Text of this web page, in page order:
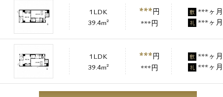
1LDK
39.4m²
***円
***円
敷 ***ヶ月
礼 ***ヶ月
1LDK
39.4m²
***円
***円
敷 ***ヶ月
礼 ***ヶ月